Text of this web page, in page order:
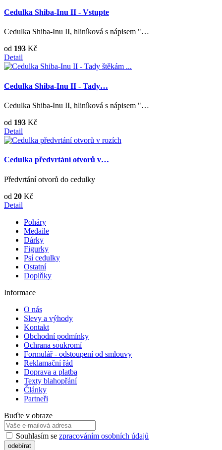
Cedulka Shiba-Inu II - Vstupte
Cedulka Shiba-Inu II, hliníková s nápisem "…
od 193 Kč
Detail
Cedulka Shiba-Inu II - Tady…
Cedulka Shiba-Inu II, hliníková s nápisem "…
od 193 Kč
Detail
Cedulka předvrtání otvorů v…
Předvrtání otvorů do cedulky
od 20 Kč
Detail
Poháry
Medaile
Dárky
Figurky
Psí cedulky
Ostatní
Doplňky
Informace
O nás
Slevy a výhody
Kontakt
Obchodní podmínky
Ochrana soukromí
Formulář - odstoupení od smlouvy
Reklamační řád
Doprava a platba
Texty blahopřání
Články
Partneři
Buďte v obraze
Souhlasím se zpracováním osobních údajů